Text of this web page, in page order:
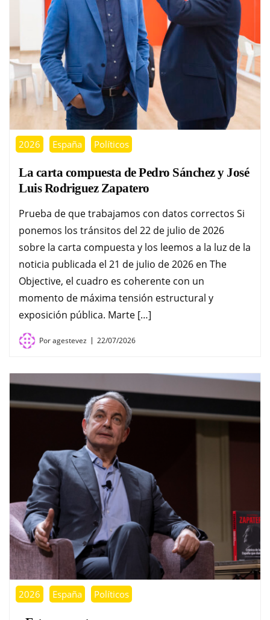
2026 España Políticos
La carta compuesta de Pedro Sánchez y José
Luis Rodriguez Zapatero
Prueba de que trabajamos con datos correctos Si
ponemos los tránsitos del 22 de julio de 2026
sobre la carta compuesta y los leemos a la luz de la
noticia publicada el 21 de julio de 2026 en The
Objective, el cuadro es coherente con un
momento de máxima tensión estructural y
exposición pública. Marte […]
Poragestevez 22/07/2026
2026 España Políticos